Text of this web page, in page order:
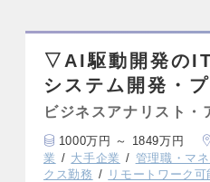
▽AI駆動開発の
システム開発・
ビジネスアナリスト・
1000万円 ～ 1849万円
業
大手企業 管理職・マ
クス勤務
リモートワーク可